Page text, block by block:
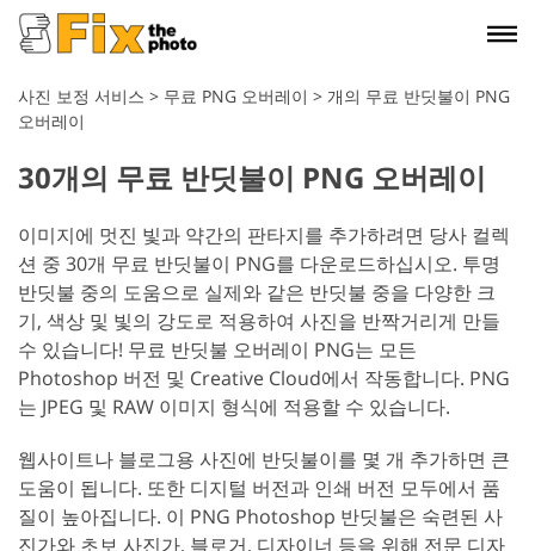
사진 보정 서비스 > 무료 PNG 오버레이 > 개의 무료 반딧불이 PNG
오버레이
30개의 무료 반딧불이 PNG 오버레이
이미지에 멋진 빛과 약간의 판타지를 추가하려면 당사 컬렉
션 중 30개 무료 반딧불이 PNG를 다운로드하십시오. 투명
반딧불 중의 도움으로 실제와 같은 반딧불 중을 다양한 크
기, 색상 및 빛의 강도로 적용하여 사진을 반짝거리게 만들
수 있습니다! 무료 반딧불 오버레이 PNG는 모든
Photoshop 버전 및 Creative Cloud에서 작동합니다. PNG
는 JPEG 및 RAW 이미지 형식에 적용할 수 있습니다.
웹사이트나 블로그용 사진에 반딧불이를 몇 개 추가하면 큰
도움이 됩니다. 또한 디지털 버전과 인쇄 버전 모두에서 품
질이 높아집니다. 이 PNG Photoshop 반딧불은 숙련된 사
진가와 초보 사진가, 블로거, 디자이너 등을 위해 전문 디자